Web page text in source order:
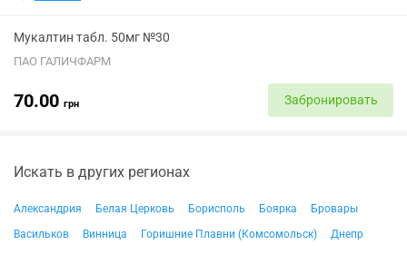
Мукалтин табл. 50мг №30
ПАО ГАЛИЧФАРМ
70.00 грн Забронировать
Искать в других регионах
Александрия Белая Церковь Борисполь Боярка
Бровары
Васильков
Винница Горишние Плавни (Комсомольск)
Днепр